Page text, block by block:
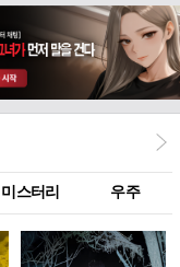
미스터리 우주